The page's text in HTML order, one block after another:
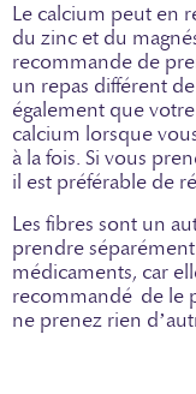
Le calcium peut en
du zinc et du
recommande de
un repas différent
également que
calcium lorsque
à la fois. Si vous
il est préférable de
Les fibres sont un
prendre
médicaments, car
recommandé de le
ne prenez rien